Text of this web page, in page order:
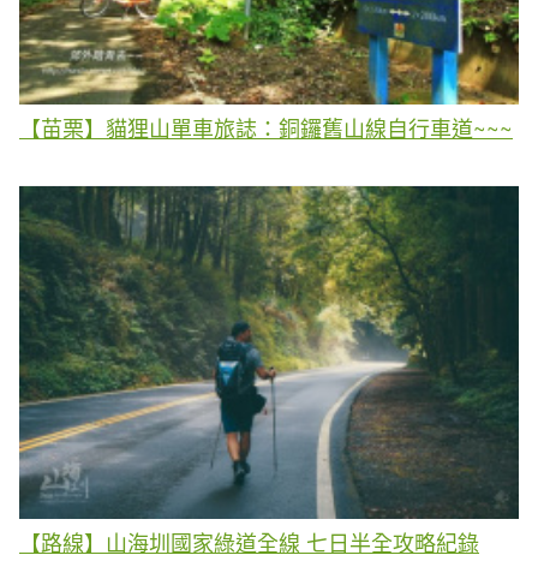
【苗栗】貓狸山單車旅誌：銅鑼舊山線自行車道~~~
【路線】山海圳國家綠道全線 七日半全攻略紀錄